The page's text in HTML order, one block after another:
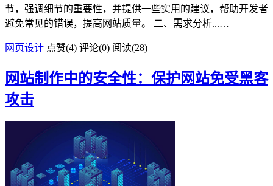
节，强调细节的重要性，并提供一些实用的建议，帮助开发者
避免常见的错误，提高网站质量。 二、需求分析...…
网页设计 点赞(4) 评论(0) 阅读(28)
网站制作中的安全性：保护网站免受黑客
攻击